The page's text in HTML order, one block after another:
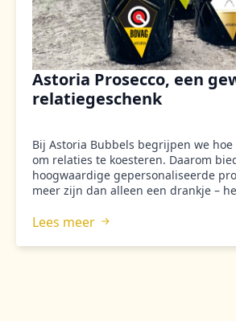
Astoria Prosecco, een
relatiegeschenk
Bij Astoria Bubbels begrijpen we
om relaties te koesteren. Daarom
hoogwaardige gepersonaliseerde
meer zijn dan alleen een drankje –
Lees meer